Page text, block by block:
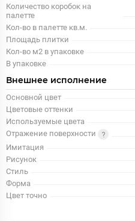
Количество коробок на
палетте
Кол-во в палетте кв.м.
Площадь плитки
Кол-во м2 в упаковке
В упаковке
Внешнее исполнение
Основной цвет
Цветовые оттенки
Используемые цвета
Отражение поверхности
Имитация
Рисунок
Стиль
Форма
Цвет точно